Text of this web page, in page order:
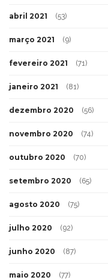
abril 2021 (53)
março 2021 (9)
fevereiro 2021 (71)
janeiro 2021 (81)
dezembro 2020 (56)
novembro 2020 (74)
outubro 2020 (70)
setembro 2020 (65)
agosto 2020 (75)
julho 2020 (92)
junho 2020 (87)
maio 2020 (77)